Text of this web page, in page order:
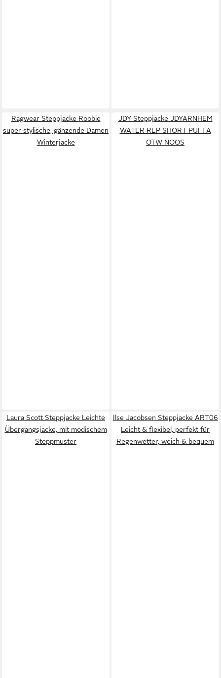
Ragwear Steppjacke Roobie
super stylische, gänzende Damen
Winterjacke
JDY Steppjacke JDYARNHEM
WATER REP SHORT PUFFA
OTW NOOS
Laura Scott Steppjacke Leichte
Übergangsjacke, mit modischem
Steppmuster
Ilse Jacobsen Steppjacke ART06
Leicht & flexibel, perfekt für
Regenwetter, weich & bequem